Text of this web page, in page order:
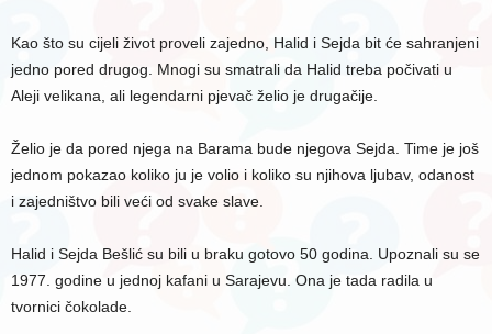
Kao što su cijeli život proveli zajedno, Halid i Sejda bit će sahranjeni
jedno pored drugog. Mnogi su smatrali da Halid treba počivati u
Aleji velikana, ali legendarni pjevač želio je drugačije.
Želio je da pored njega na Barama bude njegova Sejda. Time je još
jednom pokazao koliko ju je volio i koliko su njihova ljubav, odanost
i zajedništvo bili veći od svake slave.
Halid i Sejda Bešlić su bili u braku gotovo 50 godina. Upoznali su se
1977. godine u jednoj kafani u Sarajevu. Ona je tada radila u
tvornici čokolade.